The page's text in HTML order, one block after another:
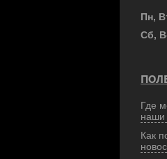
Пн,
Сб,
Где
наши
Как